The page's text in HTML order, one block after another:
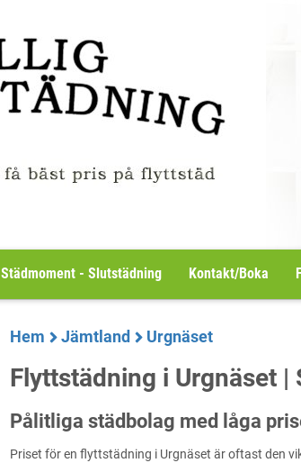
Städmoment - Slutstädning Kontakt/Boka
Hem Jämtland Urgnäset
Flyttstädning i Urgnäset
Pålitliga städbolag med låga
Priset för en flyttstädning i Urgnäset är oftast den